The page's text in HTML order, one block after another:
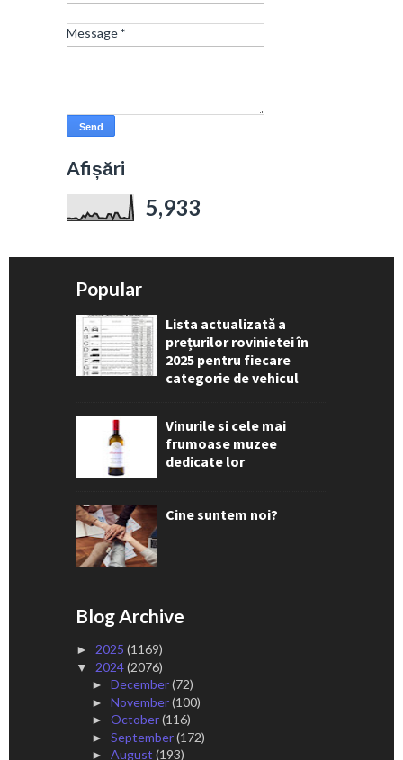
Message*
Afișări
5,933
Popular
Lista actualizată a
prețurilor rovinietei în
2025 pentru fiecare
categorie de vehicul
Vinurile si cele mai
frumoase muzee
dedicate lor
Cine suntem noi?
Blog Archive
► 2025 (1169)
▼ 2024(2076)
► December(72)
► November(100)
► October(116)
► September(172)
► August (193)